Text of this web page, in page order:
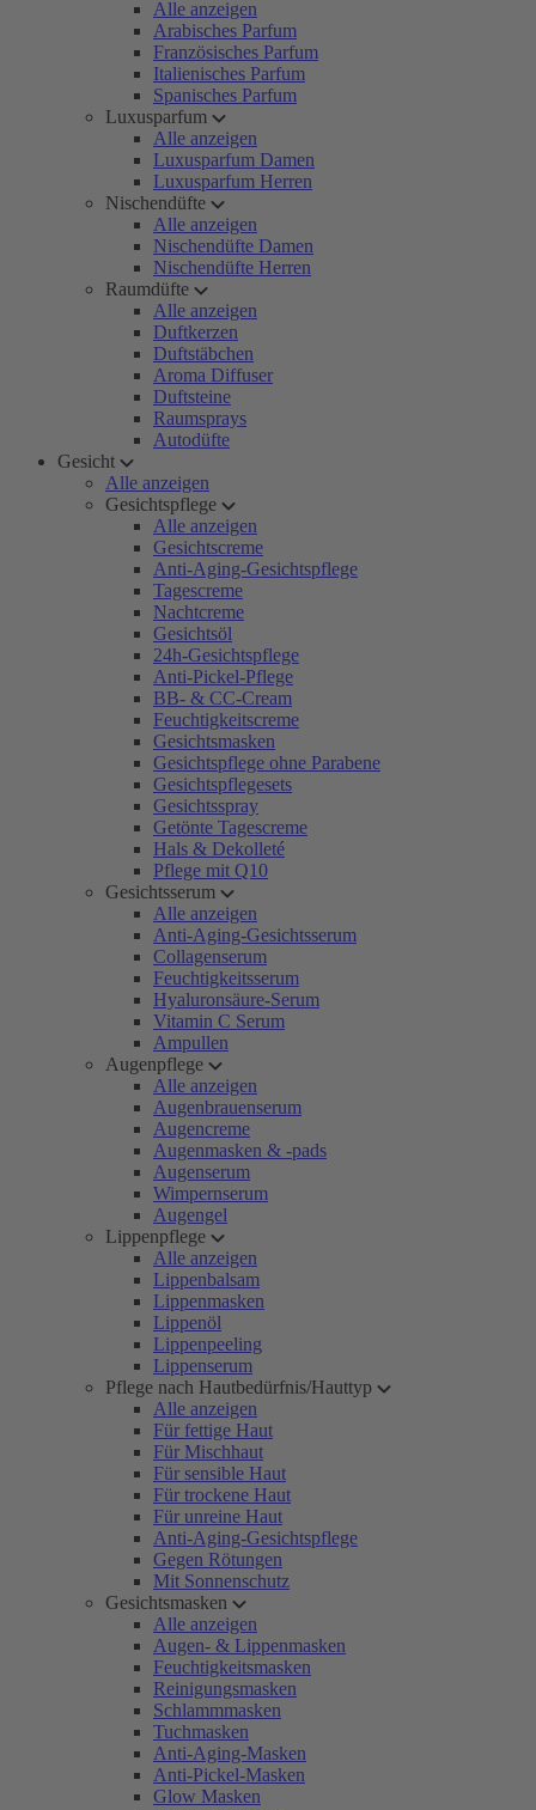
Alle anzeigen
Arabisches Parfum
Französisches Parfum
Italienisches Parfum
Spanisches Parfum
Luxusparfum
Alle anzeigen
Luxusparfum Damen
Luxusparfum Herren
Nischendüfte
Alle anzeigen
Nischendüfte Damen
Nischendüfte Herren
Raumdüfte
Alle anzeigen
Duftkerzen
Duftstäbchen
Aroma Diffuser
Duftsteine
Raumsprays
Autodüfte
Gesicht
Alle anzeigen
Gesichtspflege
Alle anzeigen
Gesichtscreme
Anti-Aging-Gesichtspflege
Tagescreme
Nachtcreme
Gesichtsöl
24h-Gesichtspflege
Anti-Pickel-Pflege
BB- & CC-Cream
Feuchtigkeitscreme
Gesichtsmasken
Gesichtspflege ohne Parabene
Gesichtspflegesets
Gesichtsspray
Getönte Tagescreme
Hals & Dekolleté
Pflege mit Q10
Gesichtsserum
Alle anzeigen
Anti-Aging-Gesichtsserum
Collagenserum
Feuchtigkeitsserum
Hyaluronsäure-Serum
Vitamin C Serum
Ampullen
Augenpflege
Alle anzeigen
Augenbrauenserum
Augencreme
Augenmasken & -pads
Augenserum
Wimpernserum
Augengel
Lippenpflege
Alle anzeigen
Lippenbalsam
Lippenmasken
Lippenöl
Lippenpeeling
Lippenserum
Pflege nach Hautbedürfnis/Hauttyp
Alle anzeigen
Für fettige Haut
Für Mischhaut
Für sensible Haut
Für trockene Haut
Für unreine Haut
Anti-Aging-Gesichtspflege
Gegen Rötungen
Mit Sonnenschutz
Gesichtsmasken
Alle anzeigen
Augen- & Lippenmasken
Feuchtigkeitsmasken
Reinigungsmasken
Schlammmasken
Tuchmasken
Anti-Aging-Masken
Anti-Pickel-Masken
Glow Masken